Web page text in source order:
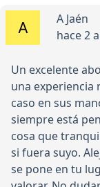
A Jaén
hace 2
Un excelente
una experiencia
caso en sus
siempre está
cosa que
si fuera suyo.
se pone en tu